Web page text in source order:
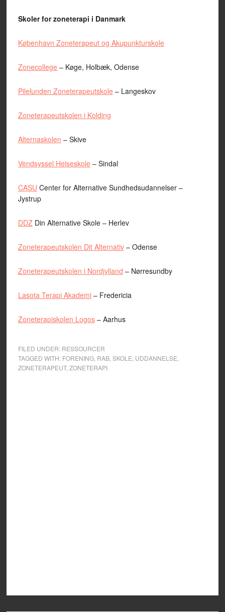
Skoler for zoneterapi i Danmark
København Zoneterapeut og Akupunkturskole
Zonecollege – Køge, Holbæk, Odense
Pilelunden Zoneterapeutskole – Langeskov
Zoneterapeutskolen i Kolding
Alternaskolen – Skive
Vendsyssel Helseskole – Sindal
CASU Center for Alternative Sundhedsudannelser –
Jystrup
DDZDin Alternative Skole – Herlev
Zoneterapeutskolen Dit Alternativ– Odense
Zoneterapeutskolen i Nordjylland – Nørresundby
Lasota Terapi Akademi– Fredericia
Zoneterapiskolen Logos– Aarhus
FILED UNDER: RESSOURCER
TAGGED WITH: FORENING, RAB, SKOLE UDDANNELSE
ZONETERAPEUT, ZONETERAPI